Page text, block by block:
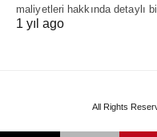
maliyetleri hakkında detaylı
1 yıl ago
All Rights